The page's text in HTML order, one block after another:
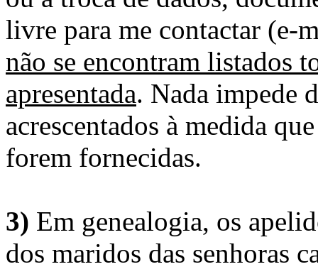
livre para me contactar (e-
não se encontram listados
apresentada. Nada impede
acrescentados à medida
forem fornecidas.
3) Em genealogia, os
dos maridos das senhoras